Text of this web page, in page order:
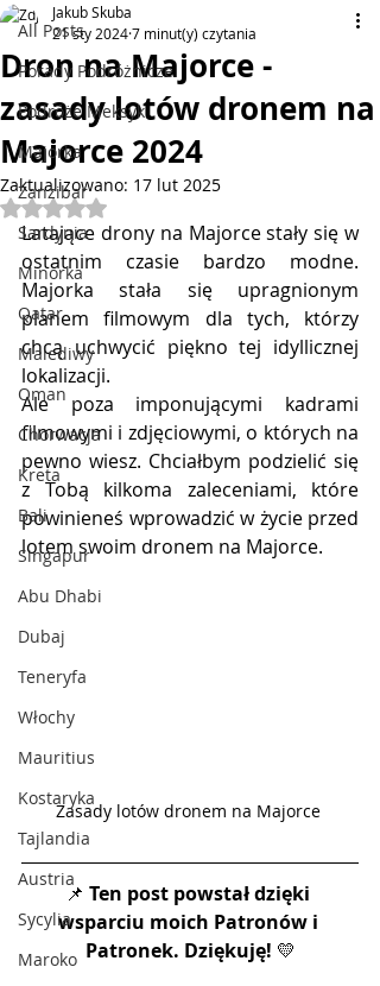
All Posts
Porady Podróżnicze
Podróże Meksyk
Majorka
Zanzibar
Sardynia
Minorka
Qatar
Malediwy
Oman
Chorwacja
Kreta
Bali
Singapur
Abu Dhabi
Dubaj
Teneryfa
Włochy
Mauritius
Kostaryka
Tajlandia
Austria
Sycylia
Maroko
Dron na Majorce -
zasady lotów dronem na
Majorce 2024
Jakub Skuba
21 sty 20247 minut(y) czytania
Zaktualizowano: 17 lut 2025
Oceniono na NaN z 5 gwiazdek.
Latające drony na Majorce stały się w
ostatnim czasie bardzo modne.
Majorka stała się upragnionym
planem filmowym dla tych, którzy
chcą uchwycić piękno tej idyllicznej
lokalizacji.
Ale poza imponującymi kadrami
filmowymi i zdjęciowymi, o których na
pewno wiesz. Chciałbym podzielić się
z Tobą kilkoma zaleceniami, które
powinieneś wprowadzić w życie przed
lotem swoim dronem na Majorce.
Zasady lotów dronem na Majorce
📌 Ten post powstał dzięki
wsparciu moich Patronów i
Patronek. Dziękuję! 💛